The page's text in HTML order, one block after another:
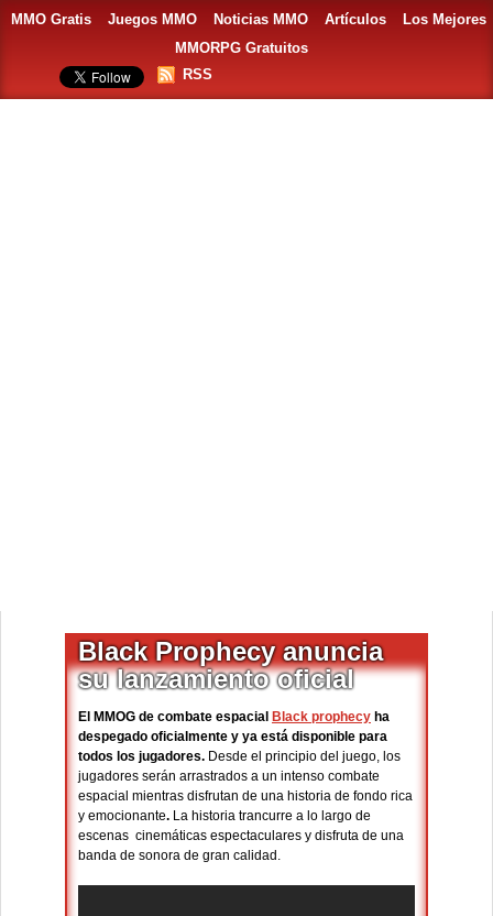
MMO Gratis Juegos MMO Noticias MMO Artículos
Los Mejores
MMORPG Gratuitos
RSS
Black Prophecy anuncia
su lanzamiento oficial
El MMOG de combate espacial Black prophecy ha
despegado oficialmente y ya está disponible para
todos los jugadores. Desde el principio del juego, los
jugadores serán arrastrados a un intenso combate
espacial mientras disfrutan de una historia de fondo rica
y emocionante. La historia trancurre a lo largo de
escenas cinemáticas espectaculares y disfruta de una
banda de sonora de gran calidad.